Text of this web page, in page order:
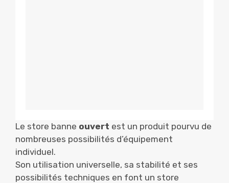
Le store banne ouvert est un produit pourvu de
nombreuses possibilités d’équipement
individuel.​
Son utilisation universelle, sa stabilité et ses
possibilités techniques en font un store